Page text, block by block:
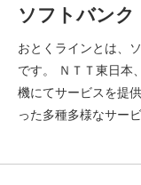
ソフトバンク
おとくラインとは、
です。 ＮＴＴ東日本
機にてサービスを提
った多種多様なサー